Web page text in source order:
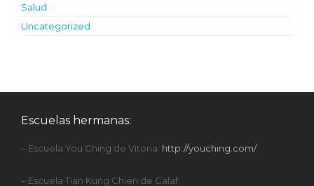
Salud
Uncategorized
Escuelas hermanas:
– Escuela You Ching de Vitoria: http://youching.com/
– Escuela Tian Kung Chien de Calaf: